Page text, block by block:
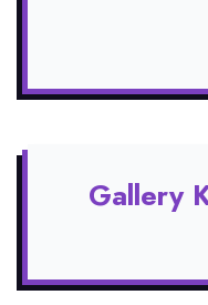
Gallery